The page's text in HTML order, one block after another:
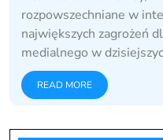
rozpowszechniane w
największych zagrożeń
medialnego w
READ MORE